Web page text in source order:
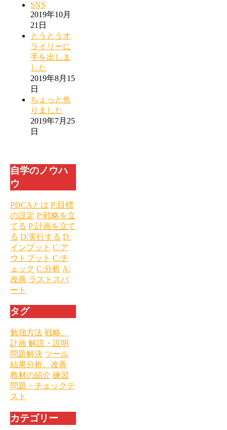
SNS
2019年10月
21日
とうとうオ
ライリーに
手を出しま
した
2019年8月15
日
ちょっと焦
りました
2019年7月25
日
自学のノウハ
ウ
PDCAとは P:目標
の設定 P:戦略を立
てる P:計画を立て
る D:実行する D:
インプット C:ア
ウトプット C:チ
ェック C:分析 A:
改善 ラストスパ
ート
タグ
勉強方法 戦略、
計画 解説・説明
問題解決 ツール
結果分析、改善
教材の紹介 練習
問題・チェックテ
スト
カテゴリー